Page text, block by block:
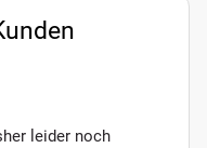
leider noch